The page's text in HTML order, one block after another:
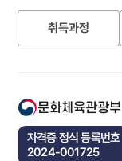
취득과정
문화체육관광부
자격증 정식 등록번호
2024-001725